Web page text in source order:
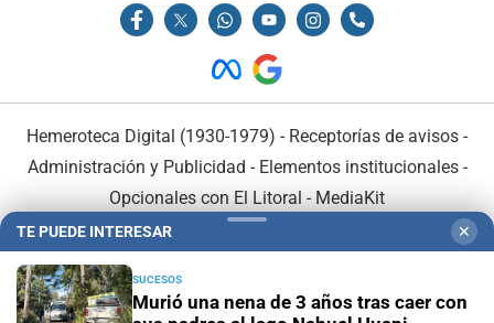
Hemeroteca Digital (1930-1979) - Receptorías de avisos -
Administración y Publicidad - Elementos institucionales-
Opcionales con El Litoral - MediaKit
TE PUEDE INTERESAR ✕
SUCESOS
Murió una nena de 3 años tras caer con